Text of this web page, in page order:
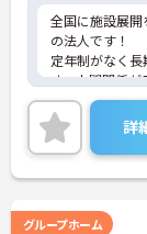
全国に施設展
の法人です！
定年制がなく
す。人間関係
根付いています
ご興味のある方
に詳細をご案内
い！
詳
グループホーム